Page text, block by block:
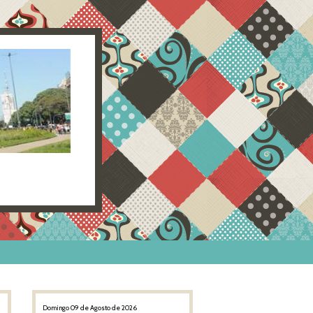
Domingo 09 de Agosto de 2026